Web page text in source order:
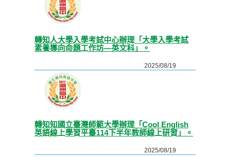
轉知人大學入學考試中心辦理「大學入學考試
素養導向命題工作坊—英文科」。
2025/08/19
轉知知國立臺灣師範大學辦理「Cool English
英語線上學習平臺114下半年教師線上研習」。
2025/08/19